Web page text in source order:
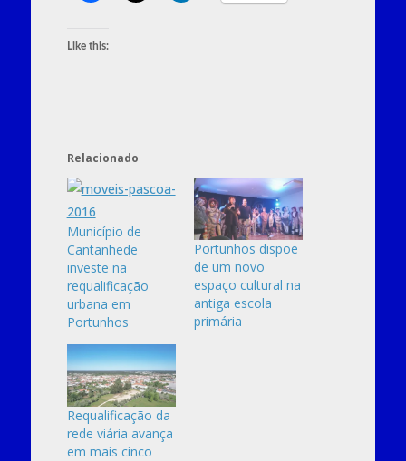
Like this:
Relacionado
Município de
Cantanhede
investe na
requalificação
urbana em
Portunhos
Portunhos dispõe
de um novo
espaço cultural na
antiga escola
primária
Requalificação da
rede viária avança
em mais cinco